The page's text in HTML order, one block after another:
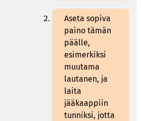
Aseta sopiva
paino tämän
päälle,
esimerkiksi
muutama
lautanen, ja
laita
jääkaappiin
tunniksi, jotta